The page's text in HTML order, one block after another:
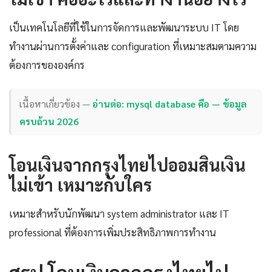
เป็นเทคโนโลยีที่ใช้ในการจัดการและพัฒนาระบบ IT โดย
ทำงานผ่านการตั้งค่าและ configuration ที่เหมาะสมตามความ
ต้องการขององค์กร
เนื้อหาเกี่ยวข้อง —อ่านต่อ: mysql database คือ — ข้อมูล
ครบถ้วน 2026
โอนเงินจากกรุงไทยไปออมสินเงิน
ไม่เข้า เหมาะกับใคร
เหมาะสำหรับนักพัฒนา system administrator และ IT
professional ที่ต้องการเพิ่มประสิทธิภาพการทำงาน